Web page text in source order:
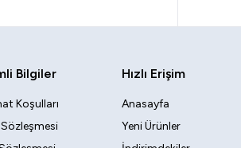
Bilgiler
Koşulları
Hızlı Erişim
Anasayfa
Yeni Ürünler